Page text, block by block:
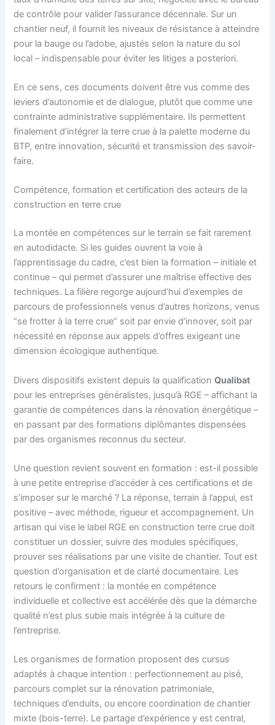
de contrôle pour valider l’assurance décennale. Sur un
chantier neuf, il fournit les niveaux de résistance à atteindre
pour la bauge ou l’adobe, ajustés selon la nature du sol
local – indispensable pour éviter les litiges a posteriori.
En ce sens, ces documents doivent être vus comme des
leviers d’autonomie et de dialogue, plutôt que comme une
contrainte administrative supplémentaire. Ils permettent
finalement d’intégrer la terre crue à la palette moderne du
BTP, entre innovation, sécurité et transmission des savoir-
faire.
Compétence, formation et certification des acteurs de la
construction en terre crue
La montée en compétences sur le terrain se fait rarement
en autodidacte. Si les guides ouvrent la voie à
l’apprentissage du cadre, c’est bien la formation – initiale et
continue – qui permet d’assurer une maîtrise effective des
techniques. La filière regorge aujourd’hui d’exemples de
parcours de professionnels venus d’autres horizons, venus
“se frotter à la terre crue” soit par envie d’innover, soit par
nécessité en réponse aux appels d’offres exigeant une
dimension écologique authentique.
Divers dispositifs existent depuis la qualificationQualibat
pour les entreprises généralistes, jusqu’à RGE – affichant la
garantie de compétences dans la rénovation énergétique –
en passant par des formations diplômantes dispensées
par des organismes reconnus du secteur.
Une question revient souvent en formation : est-il possible
à une petite entreprise d’accéder à ces certifications et de
s’imposer sur le marché ? La réponse, terrain à l’appui, est
positive – avec méthode, rigueur et accompagnement. Un
artisan qui vise le label RGE en construction terre crue doit
constituer un dossier, suivre des modules spécifiques,
prouver ses réalisations par une visite de chantier. Tout est
question d’organisation et de clarté documentaire. Les
retours le confirment : la montée en compétence
individuelle et collective est accélérée dès que la démarche
qualité n’est plus subie mais intégrée à la culture de
l’entreprise.
Les organismes de formation proposent des cursus
adaptés à chaque intention : perfectionnement au pisé,
parcours complet sur la rénovation patrimoniale,
techniques d’enduits, ou encore coordination de chantier
mixte (bois-terre). Le partage d’expérience y est central,